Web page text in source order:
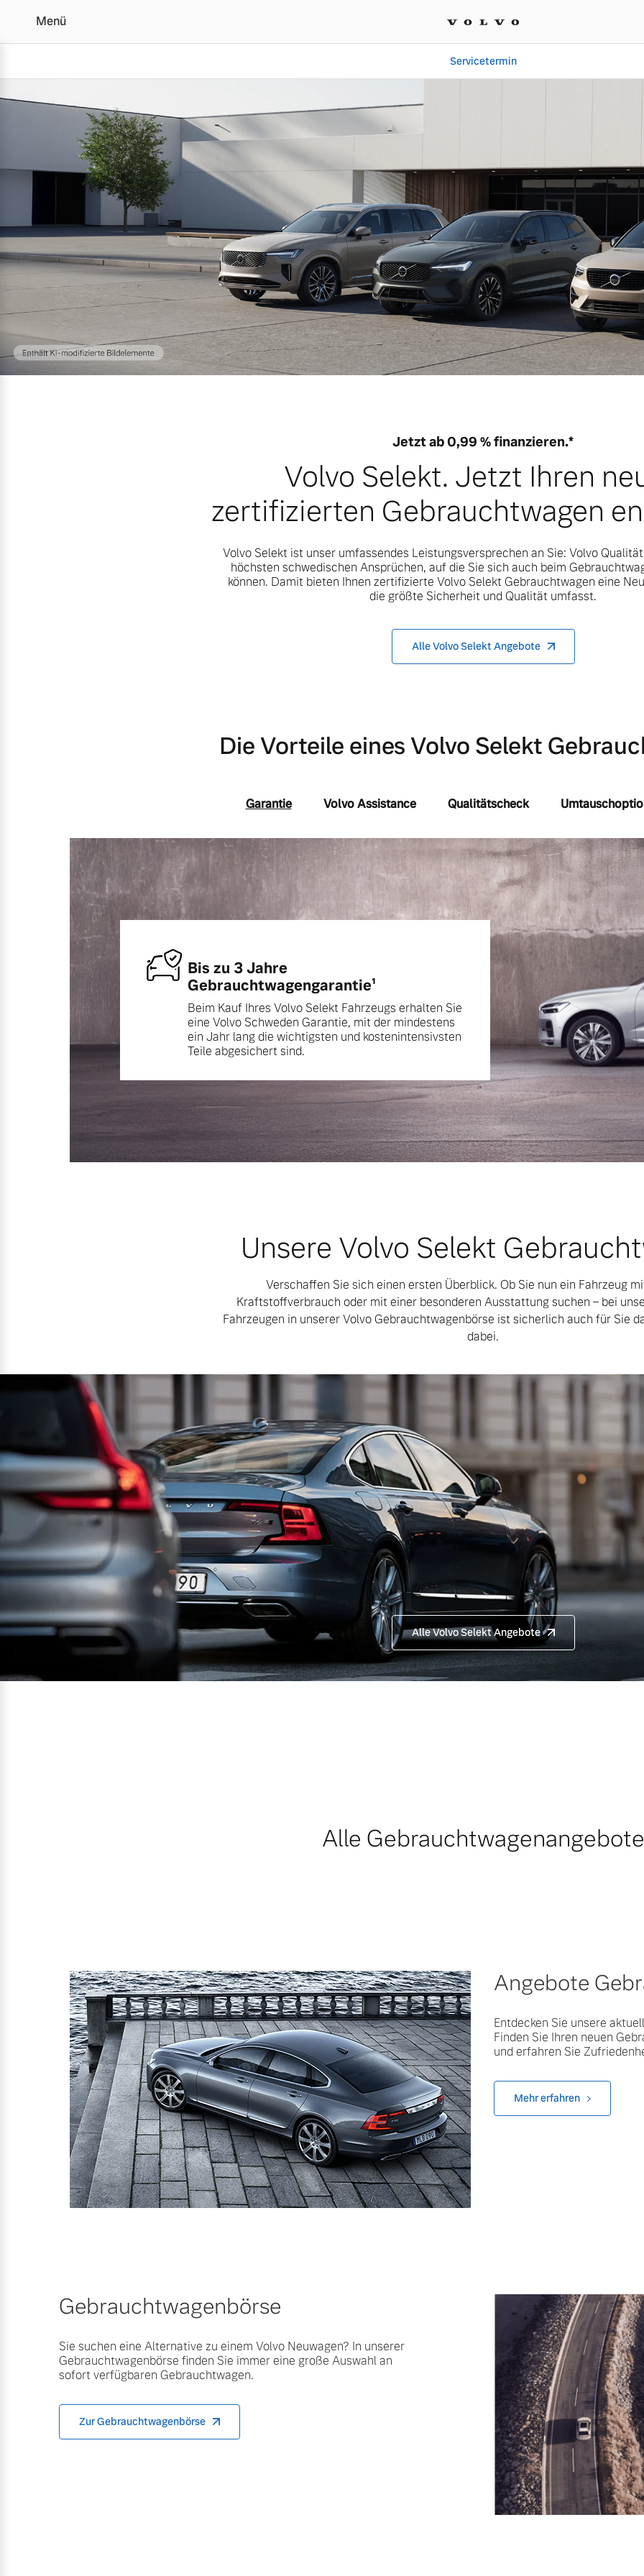
Jetzt Volvo Gebrauchtwagen finden | Autohaus
Menü
Servicetermin
Aktuelle Zubehörangebote
Jetzt ab 0,99 % finanzieren.*
Volvo Selekt. Jetzt Ihren
zertifizierten Gebrauchtwagen
Volvo Selekt ist unser umfassendes Leistungsversprechen an Sie: Volvo
höchsten schwedischen Ansprüchen, auf die Sie sich auch beim
können. Damit bieten Ihnen zertifizierte Volvo Selekt Gebrauchtwagen eine
die größte Sicherheit und Qualität umfasst.
Alle Volvo Selekt Angebote
Die Vorteile eines Volvo Selekt
Garantie Volvo Assistance Qualitätscheck
Bis zu 3 Jahre
Gebrauchtwagengarantie¹
Beim Kauf Ihres Volvo Selekt Fahrzeugs erhalten Sie
eine Volvo Schweden Garantie, mit der mindestens
ein Jahr lang die wichtigsten und kostenintensivsten
Teile abgesichert sind.
Unsere Volvo Selekt
Verschaffen Sie sich einen ersten Überblick. Ob Sie nun ein Fahrzeug
Kraftstoffverbrauch oder mit einer besonderen Ausstattung suchen – bei
Fahrzeugen in unserer Volvo Gebrauchtwagenbörse ist sicherlich auch für Sie
dabei.
Alle Volvo Selekt Angebote
Alle Gebrauchtwagenangebote
Angebote
Entdecken Sie unsere
Finden Sie Ihren neuen
und erfahren Sie
Mehr erfahren
Gebrauchtwagenbörse
Sie suchen eine Alternative zu einem Volvo Neuwagen? In unserer
Gebrauchtwagenbörse finden Sie immer eine große Auswahl an
sofort verfügbaren Gebrauchtwagen.
Zur Gebrauchtwagenbörse